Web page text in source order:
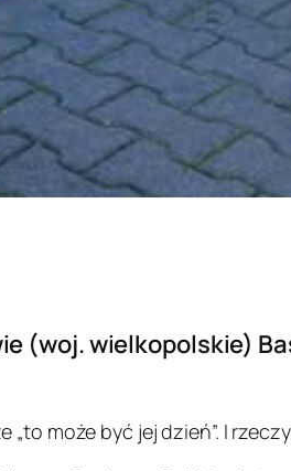
(woj. wielkopolskie)
może być jej dzień”. I